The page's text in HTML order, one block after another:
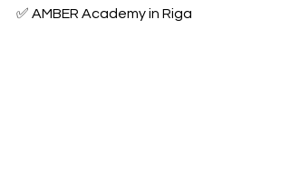
✅ AMBER Academy in Riga